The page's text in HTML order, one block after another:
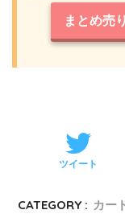
まとめ売
ツイート
CATEGORY : カー